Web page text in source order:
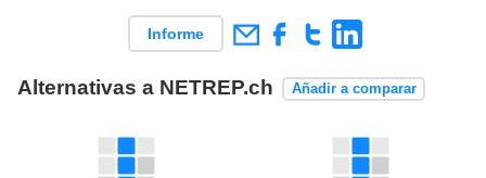
Informe
Alternativas a NETREP.ch Añadir a comparar